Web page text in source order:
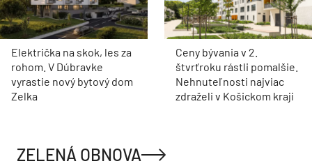
Električka na skok, les za
rohom. V Dúbravke
vyrastie nový bytový dom
Zelka
Ceny bývania v 2.
štvrťroku rástli pomalšie.
Nehnuteľnosti najviac
zdraželi v Košickom kraji
ZELENÁ OBNOVA